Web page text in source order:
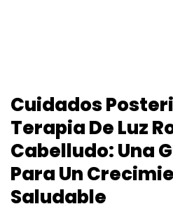
Cuidados
Terapia De Luz
Cabelludo: Una
Para Un
Saludable